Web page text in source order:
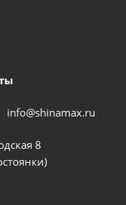
info@shinamax.ru
8